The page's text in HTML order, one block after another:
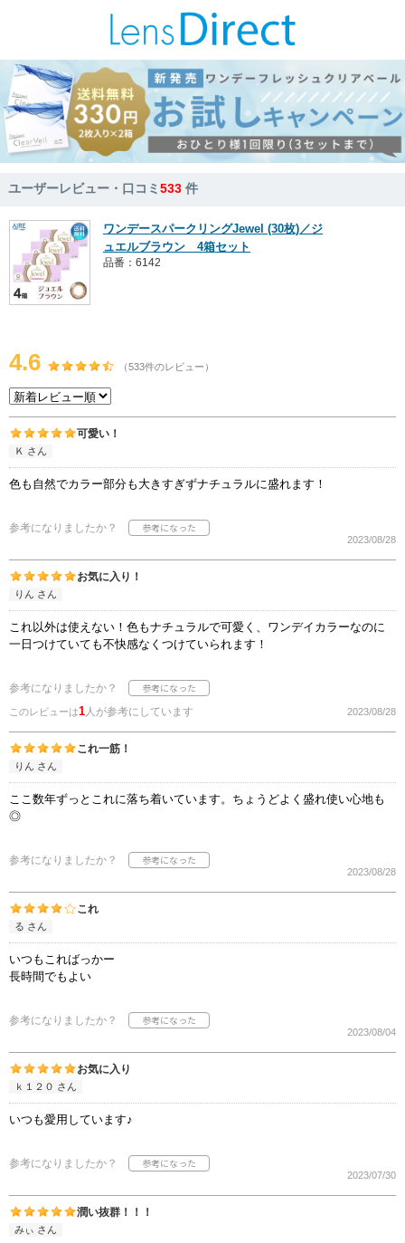
ユーザーレビュー・口コミ533 件
ワンデースパークリングJewel (30枚)／ジ
ュエルブラウン 4箱セット
品番：6142
4.6 （533件のレビュー）
可愛い！
Ｋ さん
色も自然でカラー部分も大きすぎずナチュラルに盛れます！
参考になりましたか？
2023/08/28
お気に入り！
りん さん
これ以外は使えない！色もナチュラルで可愛く、ワンデイカラーなのに
一日つけていても不快感なくつけていられます！
参考になりましたか？
このレビューは1人が参考にしています 2023/08/28
これ一筋！
りん さん
ここ数年ずっとこれに落ち着いています。ちょうどよく盛れ使い心地も
◎
参考になりましたか？
2023/08/28
これ
る さん
いつもこればっかー
長時間でもよい
参考になりましたか？
2023/08/04
お気に入り
ｋ１２０ さん
いつも愛用しています♪
参考になりましたか？
2023/07/30
潤い抜群！！！
みぃ さん